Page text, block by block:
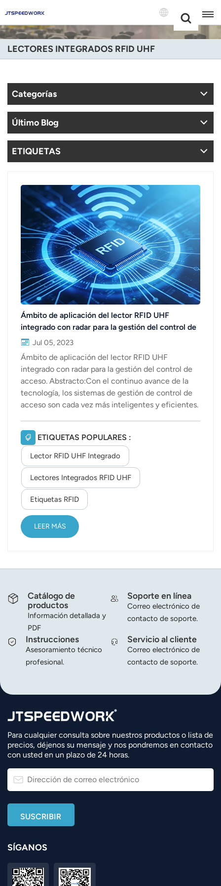
+86 -18681515767
English
Français
Deutsch
Português
Nederland
عربي
日语
한국어
Türk
Ελληνικά
Polski
แบบไทย
Indonesia
norsk
magyar
LECTORES INTEGRADOS RFID UHF
Categorías
Último Blog
ETIQUETAS
Ámbito de aplicación del lector RFID UHF
integrado con radar para la gestión del control de
acceso.
Jul 05, 2023
Ámbito de aplicación del lector RFID UHF
integrado con radar para la gestión del control de
acceso. Abstracto:Con el continuo avance de la
tecnología, los sistemas de gestión de control de
acceso son cada vez más inteligentes y eficientes.
Frecuencia) integrados con tecnología de radar ha
abierto nuevas perspectivas y un amplio abanico
de aplicaciones para la gestión de control de
acceso. Este artículo explora la aplicación de
lectores RFID UHF integrados con radar en la
gestión de control de acceso, junto con las
ventajas que ofrecen y las tendencias futuras.
Introducción: La gestión del control de acceso
juega un papel crucial en varios l...
ETIQUETAS POPULARES :
Lector RFID UHF Integrado
Lectores Integrados RFID UHF
Etiquetas RFID
LEER MÁS
Catálogo de
productos
Información detallada y
PDF
Soporte en línea
Correo electrónico de
contacto de soporte.
Instrucciones
Asesoramiento técnico
profesional.
Servicio al cliente
Correo electrónico de
contacto de soporte.
Para cualquier consulta sobre nuestros productos o lista de
precios, déjenos su mensaje y nos pondremos en contacto
con usted en un plazo de 24 horas.
SÍGANOS